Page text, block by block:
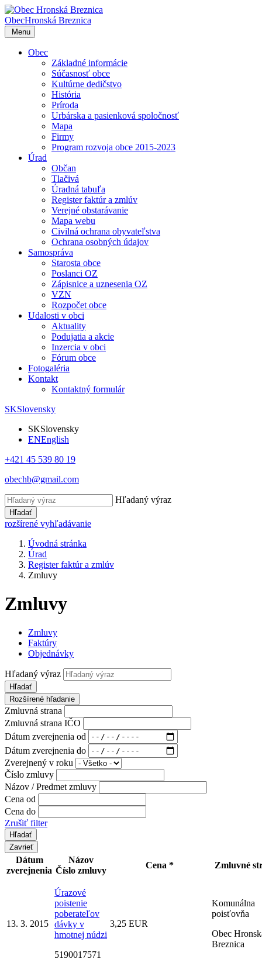
ObecHronská Breznica
Menu
Obec
Základné informácie
Súčasnosť obce
Kultúrne dedičstvo
História
Príroda
Urbárska a pasienková spoločnosť
Mapa
Firmy
Program rozvoja obce 2015-2023
Úrad
Občan
Tlačivá
Úradná tabuľa
Register faktúr a zmlúv
Verejné obstarávanie
Mapa webu
Civilná ochrana obyvateľstva
Ochrana osobných údajov
Samospráva
Starosta obce
Poslanci OZ
Zápisnice a uznesenia OZ
VZN
Rozpočet obce
Udalosti v obci
Aktuality
Podujatia a akcie
Inzercia v obci
Fórum obce
Fotogaléria
Kontakt
Kontaktný formulár
SKSlovensky
SKSlovensky
ENEnglish
+421 45 539 80 19
obechb@gmail.com
Hľadaný výraz
Hľadať
rozšírené vyhľadávanie
Úvodná stránka
Úrad
Register faktúr a zmlúv
Zmluvy
Zmluvy
Zmluvy
Faktúry
Objednávky
Hľadaný výraz
Hľadať
Rozšírené hľadanie
Zmluvná strana
Zmluvná strana IČO
Dátum zverejnenia od
Dátum zverejnenia do
Zverejnený v roku
Číslo zmluvy
Názov / Predmet zmluvy
Cena od
Cena do
Zrušiť filter
Zavrieť
Dátum
zverejnenia
Názov
Číslo zmluvy
Cena * Zmluvné
13. 3. 2015
Úrazové
poistenie
poberateľov
dávky v
hmotnej núdzi
5190017571
3,25 EUR
Komunálna
poisťovňa
Obec
Breznica